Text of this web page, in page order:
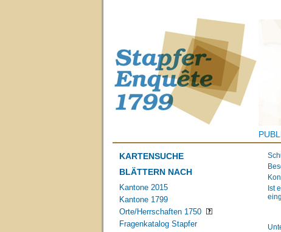
KARTENSUCHE
BLÄTTERN NACH
Kantone 2015
Kantone 1799
Orte/Herrschaften 1750
Fragenkatalog Stapfer
Ist